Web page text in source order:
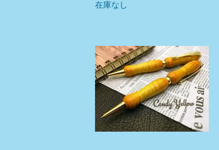
在庫なし